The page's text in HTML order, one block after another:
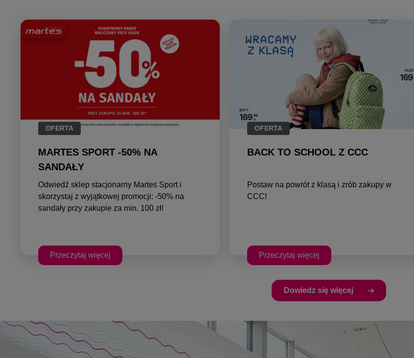
OFERTA
MARTES SPORT -50% NA
SANDAŁY
Odwiedź sklep stacjonarny Martes Sport i
skorzystaj z wyjątkowej promocji: -50% na
sandały przy zakupie za min. 100 zł!
Przeczytaj więcej
OFERTA
BACK TO SCHOOL Z CCC
Postaw na powrót z klasą i zrób zakupy w
CCC!
Przeczytaj więcej
Dowiedz się więcej